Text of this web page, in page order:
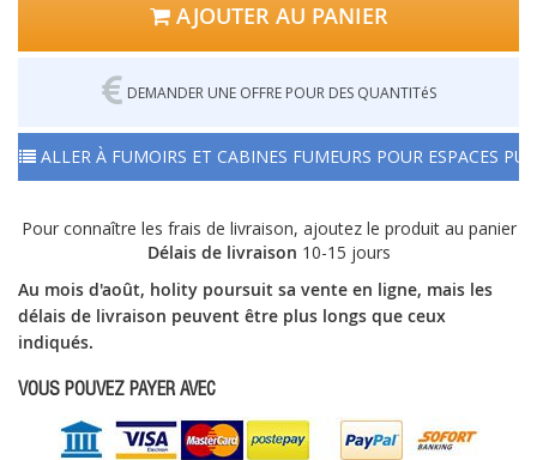
AJOUTER AU PANIER
DEMANDER UNE OFFRE POUR DES QUANTITéS
ALLER À FUMOIRS ET CABINES FUMEURS POUR ESPACES
Pour connaître les frais de livraison, ajoutez le produit au panier
Délais de livraison 10-15 jours
Au mois d'août, holity poursuit sa vente en ligne, mais les
délais de livraison peuvent être plus longs que ceux
indiqués.
VOUS POUVEZ PAYER AVEC